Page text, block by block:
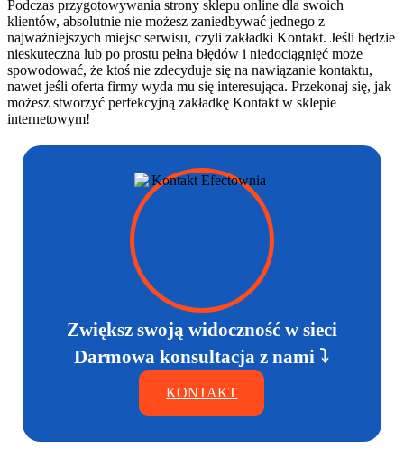
Podczas przygotowywania strony sklepu online dla swoich
klientów, absolutnie nie możesz zaniedbywać jednego z
najważniejszych miejsc serwisu, czyli zakładki Kontakt. Jeśli będzie
nieskuteczna lub po prostu pełna błędów i niedociągnięć może
spowodować, że ktoś nie zdecyduje się na nawiązanie kontaktu,
nawet jeśli oferta firmy wyda mu się interesująca. Przekonaj się, jak
możesz stworzyć perfekcyjną zakładkę Kontakt w sklepie
internetowym!
Zwiększ swoją widoczność w sieci
Darmowa konsultacja z nami ⤵
KONTAKT